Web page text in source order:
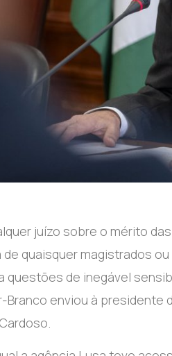
juízo sobre o mérito
quaisquer magistrados
de inegável
Branco enviou à